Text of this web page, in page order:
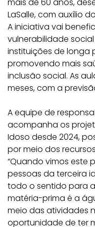
LaSalle, com auxílio
A iniciativa vai
vulnerabilidade
instituições de longa
promovendo mais
inclusão social. As
meses, com a
A equipe de
acompanha os
Idoso desde 2024,
por meio dos
“Quando vimos este
pessoas da terceira
todo o sentido para
matéria-prima é a
meio das atividades
oportunidade de ter